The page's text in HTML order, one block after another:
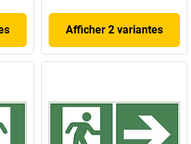
Afficher 2 variantes